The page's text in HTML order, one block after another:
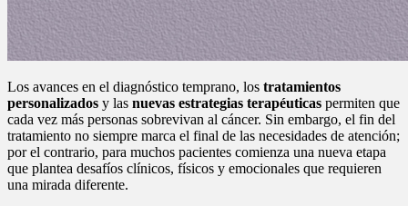
Los avances en el diagnóstico temprano, los tratamientos
personalizados y las nuevas estrategias terapéuticas permiten que
cada vez más personas sobrevivan al cáncer. Sin embargo, el fin del
tratamiento no siempre marca el final de las necesidades de atención;
por el contrario, para muchos pacientes comienza una nueva etapa
que plantea desafíos clínicos, físicos y emocionales que requieren
una mirada diferente.